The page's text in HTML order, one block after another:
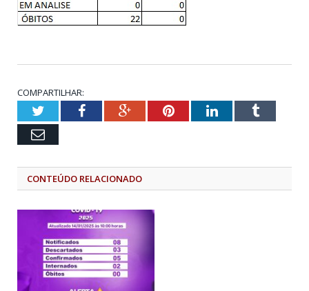
COMPARTILHAR:
TwitterFacebookGoogle+PinterestLinkedInTumblr
Email
CONTEÚDO RELACIONADO